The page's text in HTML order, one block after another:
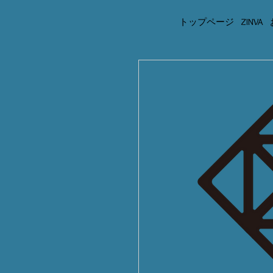
トップページ ZINVA